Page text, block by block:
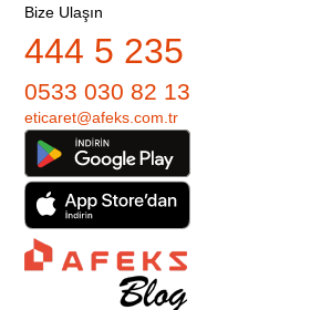
Bize Ulaşın
444 5 235
0533 030 82 13
eticaret@afeks.com.tr